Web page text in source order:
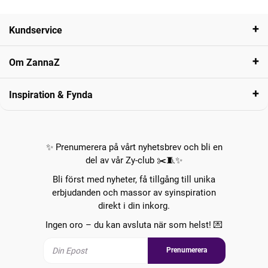
Kundservice
Om ZannaZ
Inspiration & Fynda
✨ Prenumerera på vårt nyhetsbrev och bli en
del av vår Zy-club ✂️🧵✨
Bli först med nyheter, få tillgång till unika
erbjudanden och massor av syinspiration
direkt i din inkorg.
Ingen oro – du kan avsluta när som helst! 💌
Prenumerera